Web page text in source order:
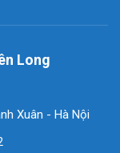
Long
Xuân - Hà Nội